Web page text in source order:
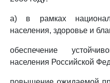
а) в рамках
населения, здоровье и
обеспечение
населения Российской